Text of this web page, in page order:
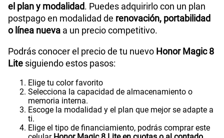
el plan y modalidad. Puedes adquirirlo con un plan
postpago en modalidad de renovación, portabilidad
o línea nueva a un precio competitivo.
Podrás conocer el precio de tu nuevo Honor Magic 8
Lite siguiendo estos pasos:
Elige tu color favorito
Selecciona la capacidad de almacenamiento o
memoria interna.
Escoge la modalidad y el plan que mejor se adapte a
ti.
Elige el tipo de financiamiento, podrás comprar este